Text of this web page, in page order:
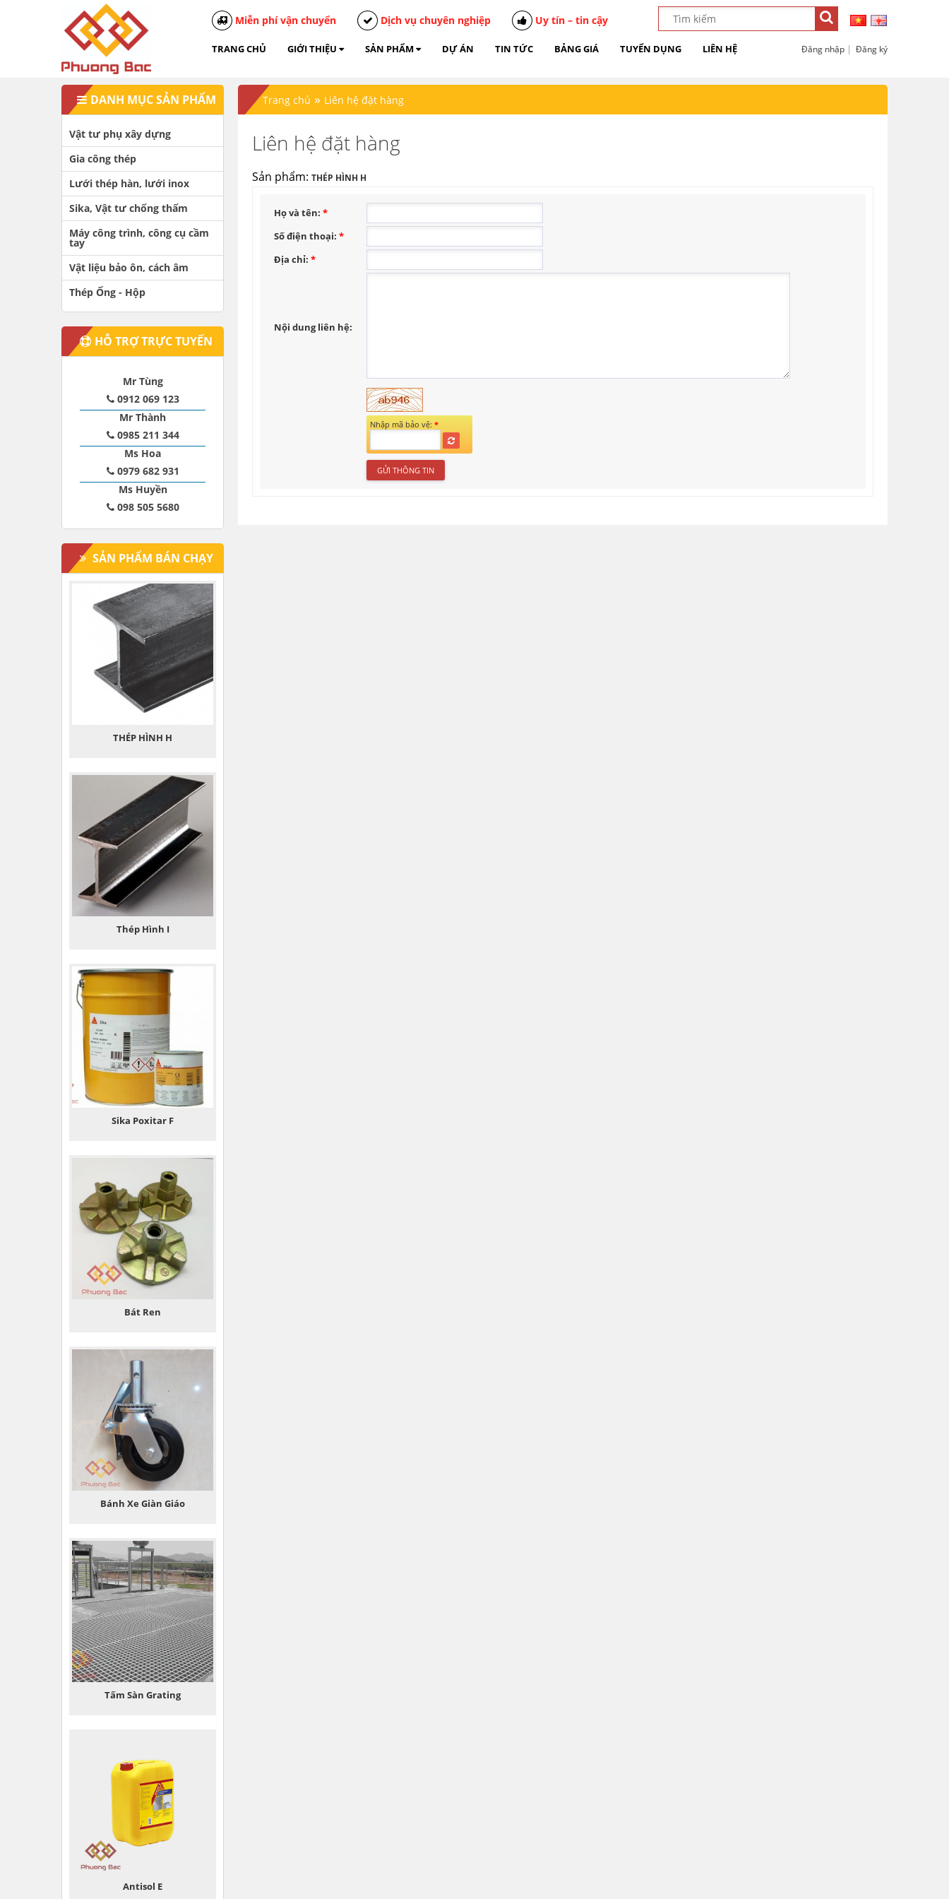
Miễn phí vận chuyển Dịch vụ chuyên nghiệp Uy tín – tin cậy
TRANG CHỦ GIỚI THIỆU SẢN PHẨM DỰ ÁN TIN TỨC BẢNG GIÁ TUYỂN DỤNG LIÊN HỆ Đăng nhập| Đăng ký
DANH MỤC SẢN PHẨM
Vật tư phụ xây dựng
Gia công thép
Lưới thép hàn, lưới inox
Sika, Vật tư chống thấm
Máy công trình, công cụ cầm
tay
Vật liệu bảo ôn, cách âm
Thép Ống - Hộp
HỖ TRỢ TRỰC TUYẾN
Mr Tùng
0912 069 123
Mr Thành
0985 211 344
Ms Hoa
0979 682 931
Ms Huyền
098 505 5680
SẢN PHẨM BÁN CHẠY
THÉP HÌNH H
Thép Hình I
Sika Poxitar F
Bát Ren
Bánh Xe Giàn Giáo
Tấm Sàn Grating
Antisol E
Trang chủ » Liên hệ đặt hàng
Liên hệ đặt hàng
Sản phẩm: THÉP HÌNH H
Họ và tên: *
Số điện thoại: *
Địa chỉ: *
Nội dung liên hệ:
Nhập mã bảo vệ: *